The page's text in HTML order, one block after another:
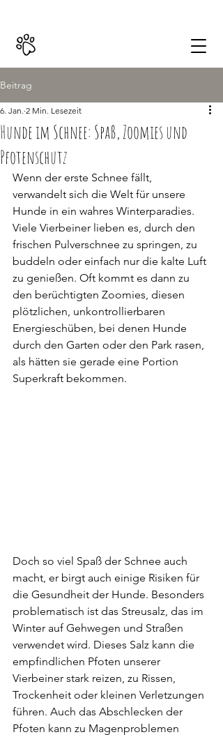
Beitrag
Hunde im Schnee: Spaß, Zoomies und
Pfotenschutz
6. Jan. 2 Min. Lesezeit
Wenn der erste Schnee fällt,
verwandelt sich die Welt für unsere
Hunde in ein wahres Winterparadies.
Viele Vierbeiner lieben es, durch den
frischen Pulverschnee zu springen, zu
buddeln oder einfach nur die kalte Luft
zu genießen. Oft kommt es dann zu
den berüchtigten Zoomies, diesen
plötzlichen, unkontrollierbaren
Energieschüben, bei denen Hunde
durch den Garten oder den Park rasen,
als hätten sie gerade eine Portion
Superkraft bekommen.
Doch so viel Spaß der Schnee auch
macht, er birgt auch einige Risiken für
die Gesundheit der Hunde. Besonders
problematisch ist das Streusalz, das im
Winter auf Gehwegen und Straßen
verwendet wird. Dieses Salz kann die
empfindlichen Pfoten unserer
Vierbeiner stark reizen, zu Rissen,
Trockenheit oder kleinen Verletzungen
führen. Auch das Abschlecken der
Pfoten kann zu Magenproblemen